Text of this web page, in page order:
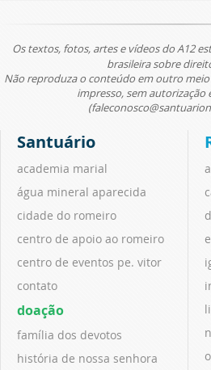
Os textos, fotos, artes e vídeos do A12
brasileira sobre
Não reproduza o conteúdo em outro
impresso, sem autorização
Santuário
academia marial
água mineral aparecida
cidade do romeiro
centro de apoio ao romeiro
centro de eventos pe. vitor
contato
doação
família dos devotos
história de nossa senhora